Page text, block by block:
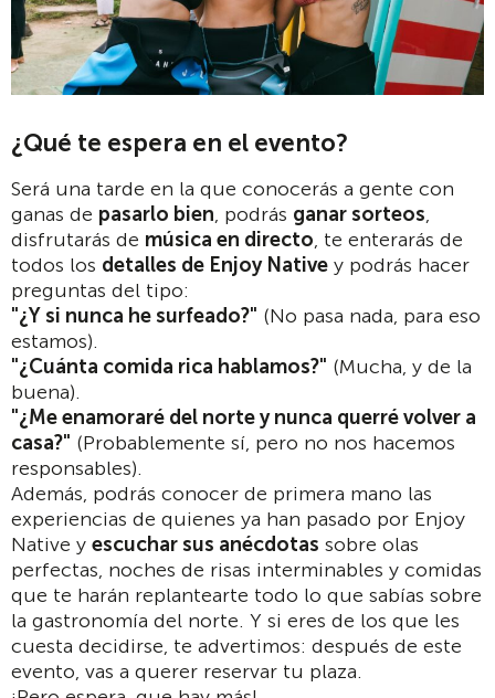
¿Qué te espera en el evento?
Será una tarde en la que conocerás a gente con
ganas de pasarlo bien, podrás ganar sorteos,
disfrutarás de música en directo, te enterarás de
todos los detalles de Enjoy Native y podrás hacer
preguntas del tipo:
"¿Y si nunca he surfeado?" (No pasa nada, para eso
estamos).
"¿Cuánta comida rica hablamos?" (Mucha, y de la
buena).
"¿Me enamoraré del norte y nunca querré volver a
casa?" (Probablemente sí, pero no nos hacemos
responsables).
Además, podrás conocer de primera mano las
experiencias de quienes ya han pasado por Enjoy
Native y escuchar sus anécdotas sobre olas
perfectas, noches de risas interminables y comidas
que te harán replantearte todo lo que sabías sobre
la gastronomía del norte. Y si eres de los que les
cuesta decidirse, te advertimos: después de este
evento, vas a querer reservar tu plaza.